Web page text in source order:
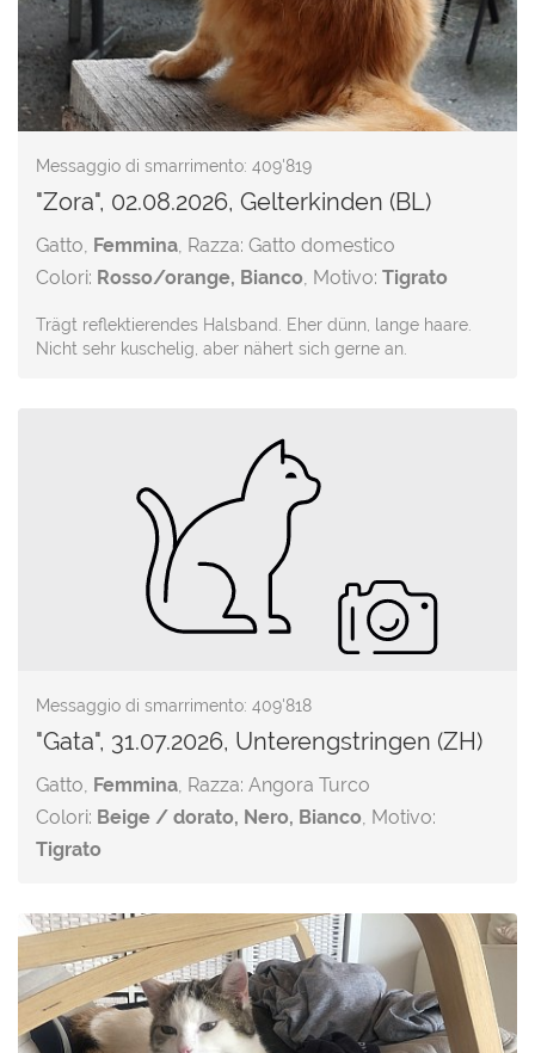
Messaggio di smarrimento: 409'819
"Zora", 02.08.2026, Gelterkinden (BL)
Gatto, Femmina, Razza: Gatto domestico
Colori: Rosso/orange, Bianco, Motivo: Tigrato
Trägt reflektierendes Halsband. Eher dünn, lange haare.
Nicht sehr kuschelig, aber nähert sich gerne an.
Messaggio di smarrimento: 409'818
"Gata", 31.07.2026, Unterengstringen (ZH)
Gatto, Femmina, Razza: Angora Turco
Colori: Beige / dorato, Nero, Bianco, Motivo:
Tigrato